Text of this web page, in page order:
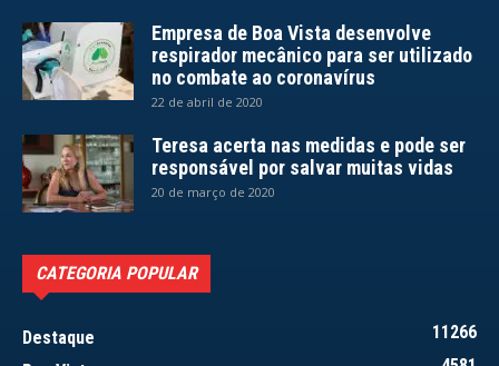
Empresa de Boa Vista desenvolve
respirador mecânico para ser utilizado
no combate ao coronavírus
22 de abril de 2020
Teresa acerta nas medidas e pode ser
responsável por salvar muitas vidas
20 de março de 2020
CATEGORIA POPULAR
Destaque
11266